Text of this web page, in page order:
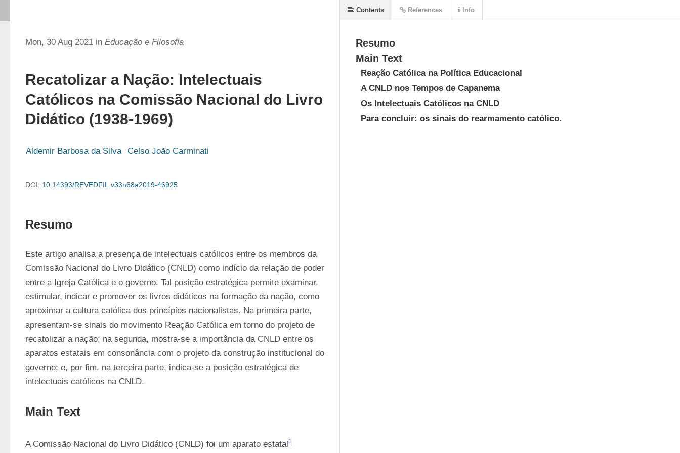
Mon, 30 Aug 2021 in Educação e Filosofia
Recatolizar a Nação: Intelectuais
Católicos na Comissão Nacional do Livro
Didático (1938-1969)
Aldemir Barbosa da Silva Celso João Carminati
DOI: 10.14393/REVEDFIL.v33n68a2019-46925
Resumo
Este artigo analisa a presença de intelectuais católicos entre os membros da
Comissão Nacional do Livro Didático (CNLD) como indício da relação de poder
entre a Igreja Católica e o governo. Tal posição estratégica permite examinar,
estimular, indicar e promover os livros didáticos na formação da nação, como
aproximar a cultura católica dos princípios nacionalistas. Na primeira parte,
apresentam-se sinais do movimento Reação Católica em torno do projeto de
recatolizar a nação; na segunda, mostra-se a importância da CNLD entre os
aparatos estatais em consonância com o projeto da construção institucional do
governo; e, por fim, na terceira parte, indica-se a posição estratégica de
intelectuais católicos na CNLD.
Main Text
A Comissão Nacional do Livro Didático (CNLD) foi um aparato estatal1
Resumo
Main Text
Reação Católica na Política Educacional
A CNLD nos Tempos de Capanema
Os Intelectuais Católicos na CNLD
Para concluir: os sinais do rearmamento católico.
Contents References Info